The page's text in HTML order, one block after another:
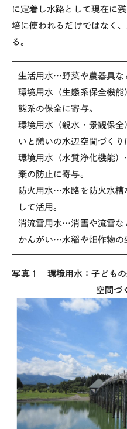
に定着し水路として現在に
培に使われるだけではなく
る。
生活用水…野菜や農器具な
環境用水（生態系保全機
態系の保全に寄与。
環境用水（親水・景観保
いと憩いの水辺空間づくり
環境用水（水質浄化機能
棄の防止に寄与。
防火用水…水路を防火水槽
して活用。
消流雪用水…消雪や流雪な
かんがい…水稲や畑作物の
写真１ 環境用水：子どもの
空間づ